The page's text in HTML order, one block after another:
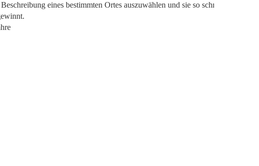
eines bestimmten Ortes auszuwählen und sie so schnell wie